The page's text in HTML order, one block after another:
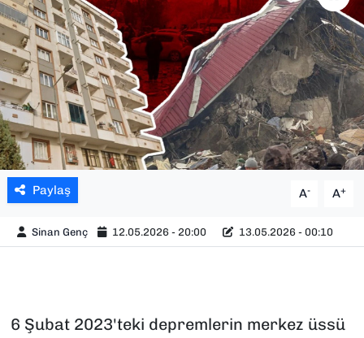
Paylaş A- A+
Sinan Genç 12.05.2026 - 20:00 13.05.2026 - 00:10
6 Şubat 2023'teki depremlerin merkez üssü
TEKNOLOJİ
YAŞAM
YEREL YÖNETİMLER